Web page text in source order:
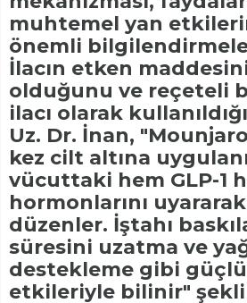
muhtemel yan
önemli
İlacın etken
olduğunu ve reçeteli
ilacı olarak
Uz. Dr. İnan,
kez cilt altına
vücuttaki hem GLP-1
hormonlarını
düzenler. İştahı
süresini uzatma ve yağ
destekleme gibi
etkileriyle bilinir"